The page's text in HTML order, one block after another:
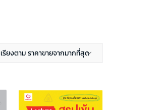
เรียงตาม ราคาขายจากมากที่สุด